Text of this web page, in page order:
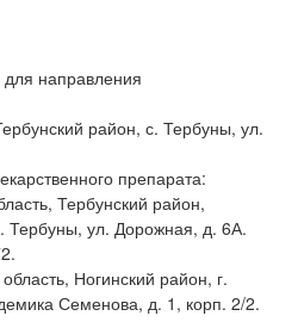
направления
район, с. Тербуны, ул.
препарата:
Тербунский район,
Тербуны, ул. Дорожная, д. 6А.
Ногинский район, г.
Семенова, д. 1, корп. 2/2.